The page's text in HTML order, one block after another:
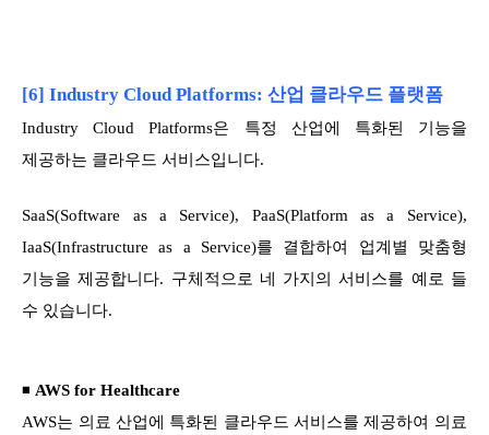
[6] Industry Cloud Platforms: 산업 클라우드 플랫폼
Industry Cloud Platforms은 특정 산업에 특화된 기능을
제공하는 클라우드 서비스입니다.
SaaS(Software as a Service), PaaS(Platform as a Service),
IaaS(Infrastructure as a Service)를 결합하여 업계별 맞춤형
기능을 제공합니다. 구체적으로 네 가지의 서비스를 예로 들
수 있습니다.
◾ AWS for Healthcare
AWS는 의료 산업에 특화된 클라우드 서비스를 제공하여 의료